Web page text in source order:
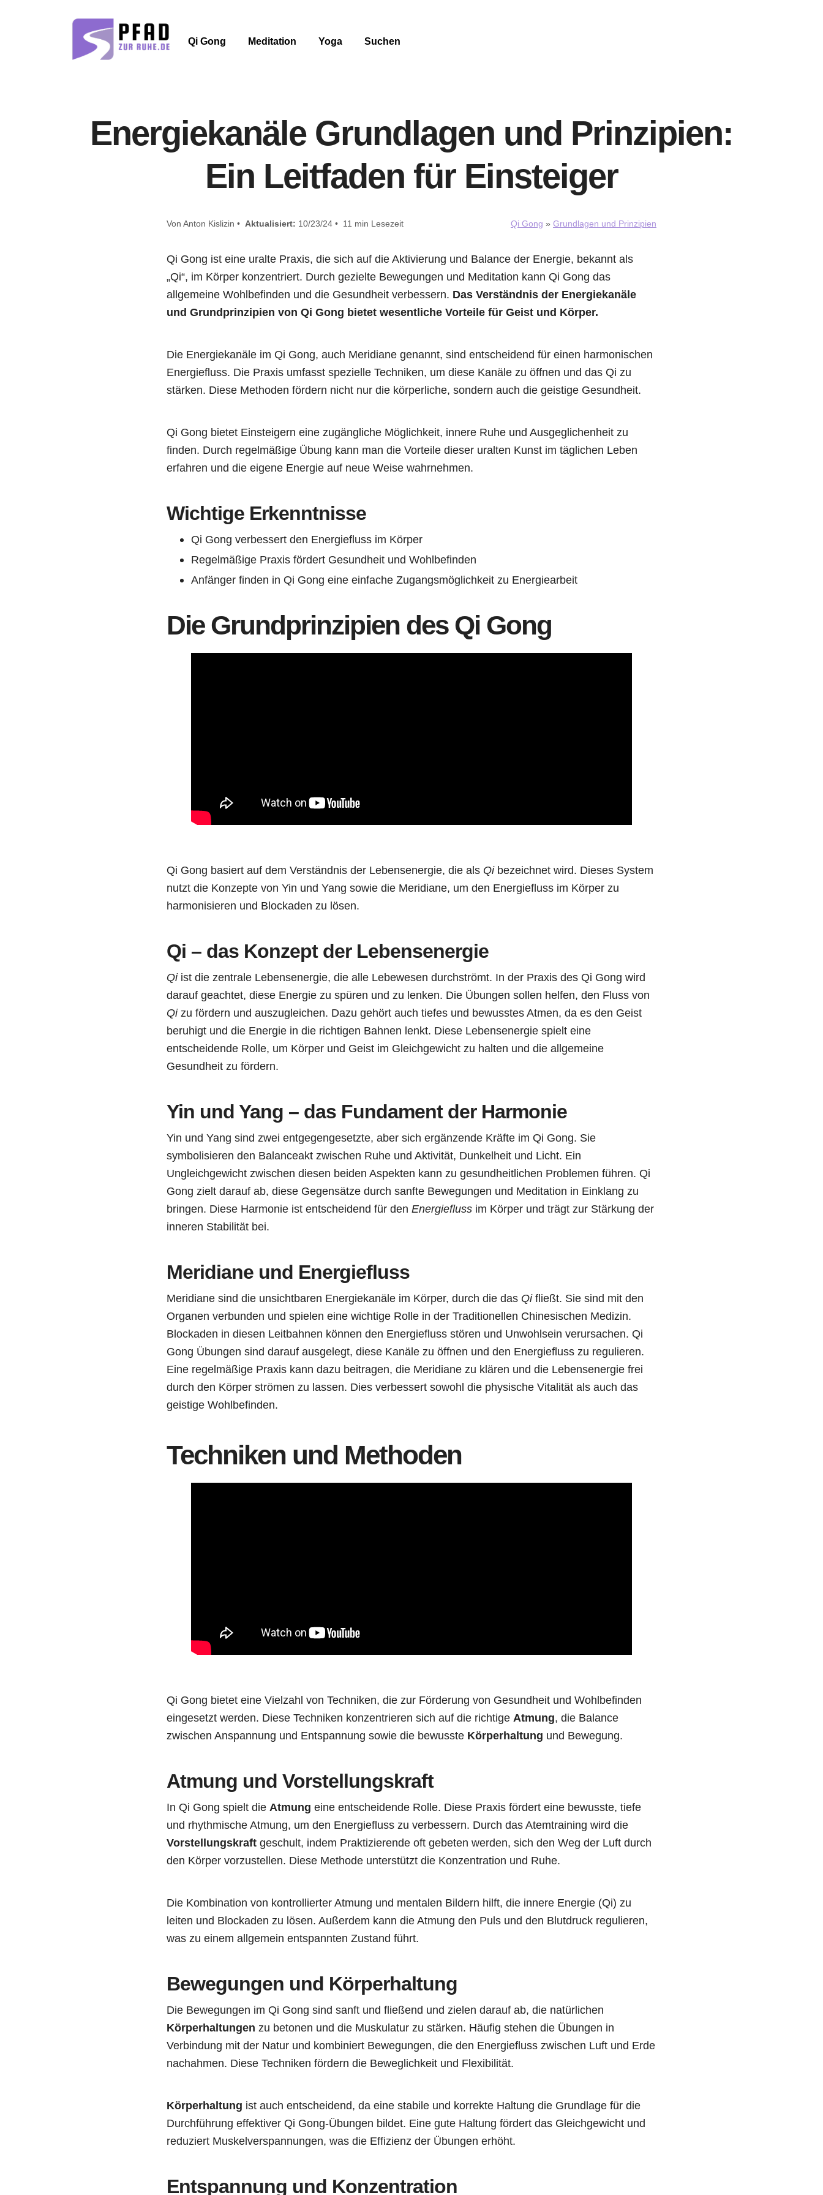
Qi Gong Meditation Yoga Suchen
Energiekanäle Grundlagen und Prinzipien:
Ein Leitfaden für Einsteiger
Von Anton Kislizin • Aktualisiert: 10/23/24 • 11 min Lesezeit Qi Gong » Grundlagen und Prinzipien
Qi Gong ist eine uralte Praxis, die sich auf die Aktivierung und Balance der Energie, bekannt als
„Qi“, im Körper konzentriert. Durch gezielte Bewegungen und Meditation kann Qi Gong das
allgemeine Wohlbefinden und die Gesundheit verbessern. Das Verständnis der Energiekanäle
und Grundprinzipien von Qi Gong bietet wesentliche Vorteile für Geist und Körper.
Die Energiekanäle im Qi Gong, auch Meridiane genannt, sind entscheidend für einen harmonischen
Energiefluss. Die Praxis umfasst spezielle Techniken, um diese Kanäle zu öffnen und das Qi zu
stärken. Diese Methoden fördern nicht nur die körperliche, sondern auch die geistige Gesundheit.
Qi Gong bietet Einsteigern eine zugängliche Möglichkeit, innere Ruhe und Ausgeglichenheit zu
finden. Durch regelmäßige Übung kann man die Vorteile dieser uralten Kunst im täglichen Leben
erfahren und die eigene Energie auf neue Weise wahrnehmen.
Wichtige Erkenntnisse
Qi Gong verbessert den Energiefluss im Körper
Regelmäßige Praxis fördert Gesundheit und Wohlbefinden
Anfänger finden in Qi Gong eine einfache Zugangsmöglichkeit zu Energiearbeit
Die Grundprinzipien des Qi Gong
Qi Gong basiert auf dem Verständnis der Lebensenergie, die als Qibezeichnet wird. Dieses System
nutzt die Konzepte von Yin und Yang sowie die Meridiane, um den Energiefluss im Körper zu
harmonisieren und Blockaden zu lösen.
Qi – das Konzept der Lebensenergie
Qiist die zentrale Lebensenergie, die alle Lebewesen durchströmt. In der Praxis des Qi Gong wird
darauf geachtet, diese Energie zu spüren und zu lenken. Die Übungen sollen helfen, den Fluss von
Qizu fördern und auszugleichen. Dazu gehört auch tiefes und bewusstes Atmen, da es den Geist
beruhigt und die Energie in die richtigen Bahnen lenkt. Diese Lebensenergie spielt eine
entscheidende Rolle, um Körper und Geist im Gleichgewicht zu halten und die allgemeine
Gesundheit zu fördern.
Yin und Yang – das Fundament der Harmonie
Yin und Yang sind zwei entgegengesetzte, aber sich ergänzende Kräfte im Qi Gong. Sie
symbolisieren den Balanceakt zwischen Ruhe und Aktivität, Dunkelheit und Licht. Ein
Ungleichgewicht zwischen diesen beiden Aspekten kann zu gesundheitlichen Problemen führen. Qi
Gong zielt darauf ab, diese Gegensätze durch sanfte Bewegungen und Meditation in Einklang zu
bringen. Diese Harmonie ist entscheidend für den Energiefluss im Körper und trägt zur Stärkung der
inneren Stabilität bei.
Meridiane und Energiefluss
Meridiane sind die unsichtbaren Energiekanäle im Körper, durch die das Qifließt. Sie sind mit den
Organen verbunden und spielen eine wichtige Rolle in der Traditionellen Chinesischen Medizin.
Blockaden in diesen Leitbahnen können den Energiefluss stören und Unwohlsein verursachen. Qi
Gong Übungen sind darauf ausgelegt, diese Kanäle zu öffnen und den Energiefluss zu regulieren.
Eine regelmäßige Praxis kann dazu beitragen, die Meridiane zu klären und die Lebensenergie frei
durch den Körper strömen zu lassen. Dies verbessert sowohl die physische Vitalität als auch das
geistige Wohlbefinden.
Techniken und Methoden
Qi Gong bietet eine Vielzahl von Techniken, die zur Förderung von Gesundheit und Wohlbefinden
eingesetzt werden. Diese Techniken konzentrieren sich auf die richtige Atmung, die Balance
zwischen Anspannung und Entspannung sowie die bewusste Körperhaltung und Bewegung.
Atmung und Vorstellungskraft
In Qi Gong spielt die Atmung eine entscheidende Rolle. Diese Praxis fördert eine bewusste, tiefe
und rhythmische Atmung, um den Energiefluss zu verbessern. Durch das Atemtraining wird die
Vorstellungskraft geschult, indem Praktizierende oft gebeten werden, sich den Weg der Luft durch
den Körper vorzustellen. Diese Methode unterstützt die Konzentration und Ruhe.
Die Kombination von kontrollierter Atmung und mentalen Bildern hilft, die innere Energie (Qi) zu
leiten und Blockaden zu lösen. Außerdem kann die Atmung den Puls und den Blutdruck regulieren,
was zu einem allgemein entspannten Zustand führt.
Bewegungen und Körperhaltung
Die Bewegungen im Qi Gong sind sanft und fließend und zielen darauf ab, die natürlichen
Körperhaltungen zu betonen und die Muskulatur zu stärken. Häufig stehen die Übungen in
Verbindung mit der Natur und kombiniert Bewegungen, die den Energiefluss zwischen Luft und Erde
nachahmen. Diese Techniken fördern die Beweglichkeit und Flexibilität.
Körperhaltung ist auch entscheidend, da eine stabile und korrekte Haltung die Grundlage für die
Durchführung effektiver Qi Gong-Übungen bildet. Eine gute Haltung fördert das Gleichgewicht und
reduziert Muskelverspannungen, was die Effizienz der Übungen erhöht.
Entspannung und Konzentration